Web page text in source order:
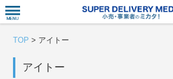
TOP > アイトー
アイトー